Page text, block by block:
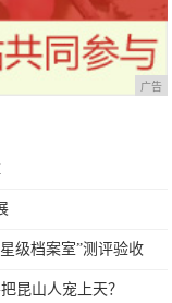
广告
级档案室”测评验收
昆山人宠上天？